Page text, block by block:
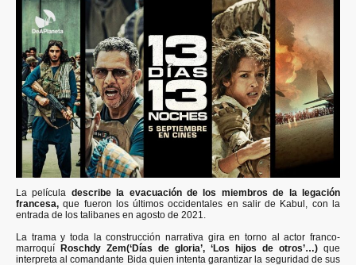
La película describe la evacuación de los miembros de la legación
francesa, que fueron los últimos occidentales en salir de Kabul, con la
entrada de los talibanes en agosto de 2021.
La trama y toda la construcción narrativa gira en torno al actor franco-
marroquí
Roschdy Zem(‘Días de gloria’, ‘Los hijos de otros’…) que
interpreta al comandante Bida quien intenta garantizar la seguridad de sus